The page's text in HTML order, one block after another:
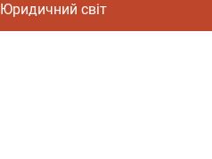
Юридичний світ